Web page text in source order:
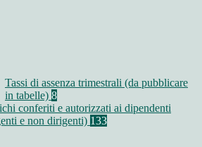
Tassi di assenza trimestrali (da pubblicare
in tabelle) 8
conferiti e autorizzati ai dipendenti
e non dirigenti) 133